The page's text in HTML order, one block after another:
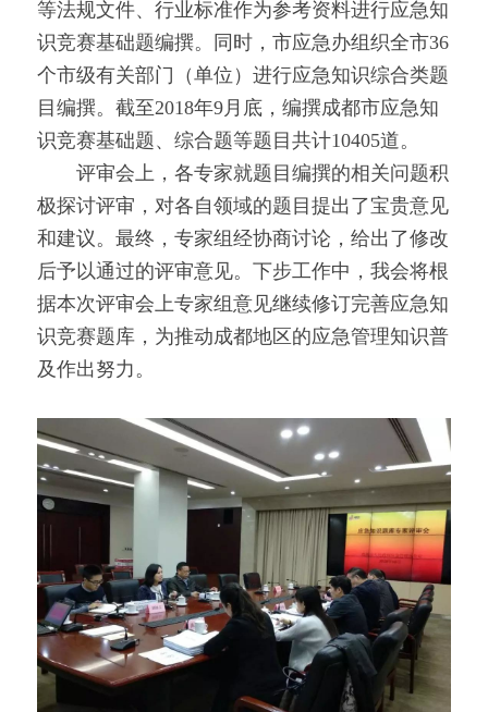
等法规文件、行业标准作为参考资料进行应急知
识竞赛基础题编撰。同时，市应急办组织全市36
个市级有关部门（单位）进行应急知识综合类题
目编撰。截至2018年9月底，编撰成都市应急知
识竞赛基础题、综合题等题目共计10405道。
评审会上，各专家就题目编撰的相关问题积
极探讨评审，对各自领域的题目提出了宝贵意见
和建议。最终，专家组经协商讨论，给出了修改
后予以通过的评审意见。下步工作中，我会将根
据本次评审会上专家组意见继续修订完善应急知
识竞赛题库，为推动成都地区的应急管理知识普
及作出努力。